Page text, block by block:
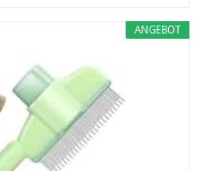
ANGEBOT